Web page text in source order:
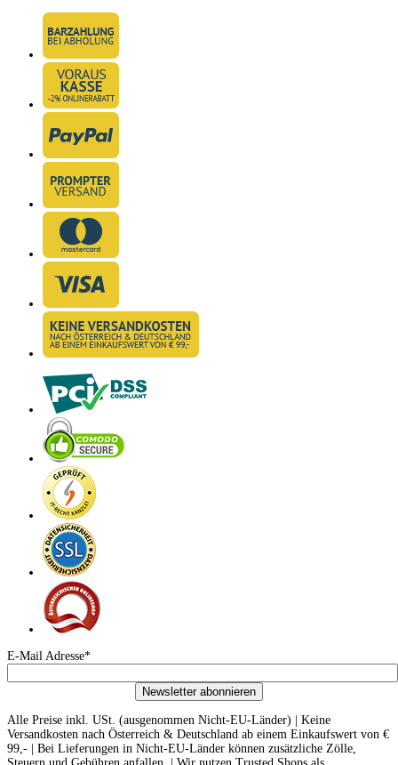
E-Mail Adresse*
Newsletter abonnieren
Alle Preise inkl. USt. (ausgenommen Nicht-EU-Länder) | Keine
Versandkosten nach Österreich & Deutschland ab einem Einkaufswert von €
99,- | Bei Lieferungen in Nicht-EU-Länder können zusätzliche Zölle,